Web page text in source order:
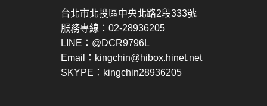
台北市北投區中央北路2段333號
服務專線：02-28936205
LINE：@DCR9796L
Email：kingchin@hibox.hinet.net
SKYPE：kingchin28936205